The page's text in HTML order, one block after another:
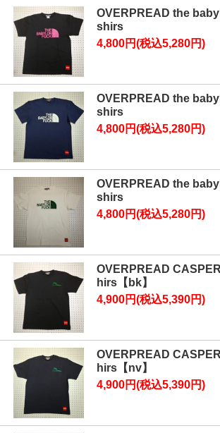
OVERPREAD the
shirs
4,800円(税込5,280円)
OVERPREAD the
shirs
4,800円(税込5,280円)
OVERPREAD the
shirs
4,800円(税込5,280円)
OVERPREAD
hirs【bk】
4,900円(税込5,390円)
OVERPREAD
hirs【nv】
4,900円(税込5,390円)